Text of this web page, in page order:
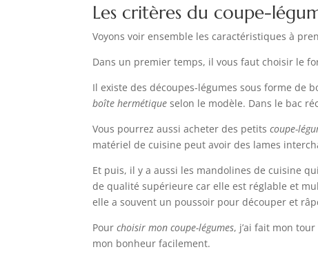
Les critères du coupe-
Voyons voir ensemble les caractéristiques à
Dans un premier temps, il vous faut choisir le
Il existe des découpes-légumes sous forme de
boîte hermétique selon le modèle. Dans le bac
Vous pourrez aussi acheter des petitscoupe-
matériel de cuisine peut avoir des lames
Et puis, il y a aussi les mandolines de cuisine
de qualité supérieure car elle est réglable et
elle a souvent un poussoir pour découper et
Pourchoisir mon coupe-légumes, j’ai fait mon
mon bonheur facilement.